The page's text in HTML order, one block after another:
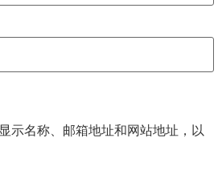
示名称、邮箱地址和网站地址，以